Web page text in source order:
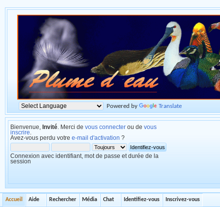
Powered by Translate
Bienvenue, Invité . Merci de vous connecter ou de vous
inscrire
Avez-vous perdu votre e-mail d'activation ?
Connexion avec identifiant, mot de passe et durée de la
session
Accueil Aide Rechercher Média Chat Identifiez-vous Inscrivez-vous